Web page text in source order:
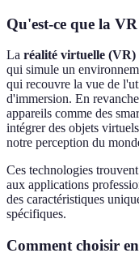
Qu'est-ce que la
La réalité virtuelle (VR)
qui simule un
qui recouvre la vue de
d'immersion. En
appareils comme des
intégrer des objets
notre perception du
Ces technologies
aux applications
des caractéristiques
spécifiques.
Comment choisir